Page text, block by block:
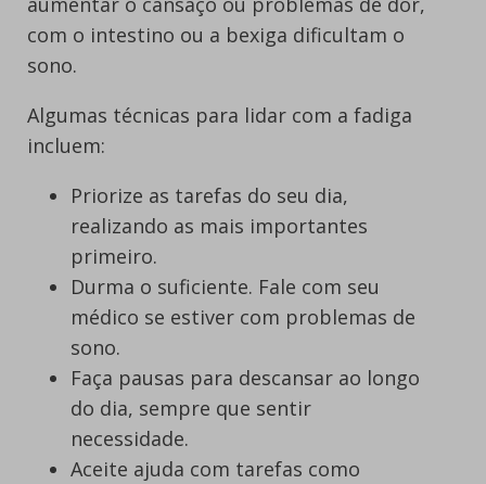
com o intestino ou a bexiga dificultam o
sono.
Algumas técnicas para lidar com a fadiga
incluem:
Priorize as tarefas do seu dia,
realizando as mais importantes
primeiro.
Durma o suficiente. Fale com seu
médico se estiver com problemas de
sono.
Faça pausas para descansar ao longo
do dia, sempre que sentir
necessidade.
Aceite ajuda com tarefas como